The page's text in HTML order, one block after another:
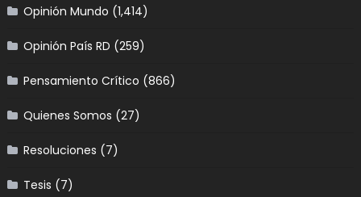
Opinión Mundo (1,414)
Opinión País RD (259)
Pensamiento Crítico (866)
Quienes Somos (27)
Resoluciones (7)
Tesis (7)